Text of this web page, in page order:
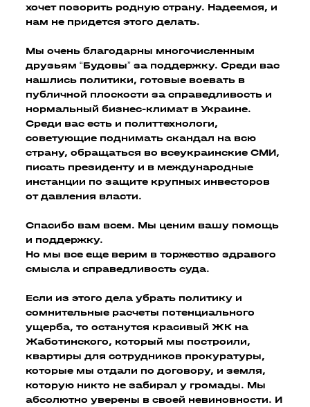
хочет позорить родную страну. Надеемся, и
нам не придется этого делать.
Мы очень благодарны многочисленным
друзьям “Будовы” за поддержку. Среди вас
нашлись политики, готовые воевать в
публичной плоскости за справедливость и
нормальный бизнес-климат в Украине.
Среди вас есть и политтехнологи,
советующие поднимать скандал на всю
страну, обращаться во всеукраинские СМИ,
писать президенту и в международные
инстанции по защите крупных инвесторов
от давления власти.
Спасибо вам всем. Мы ценим вашу помощь
и поддержку.
Но мы все еще верим в торжество здравого
смысла и справедливость суда.
Если из этого дела убрать политику и
сомнительные расчеты потенциального
ущерба, то останутся красивый ЖК на
Жаботинского, который мы построили,
квартиры для сотрудников прокуратуры,
которые мы отдали по договору, и земля,
которую никто не забирал у громады. Мы
абсолютно уверены в своей невиновности. И